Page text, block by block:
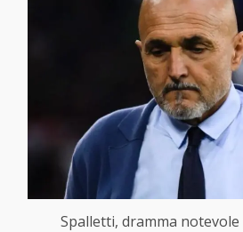
Spalletti, dramma notevole